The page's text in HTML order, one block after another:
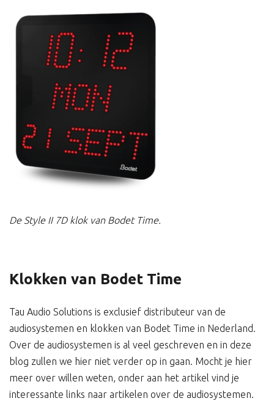
De Style II 7D klok van Bodet Time.
Klokken van Bodet Time
Tau Audio Solutions is exclusief distributeur van de
audiosystemen en klokken van Bodet Time in Nederland.
Over de audiosystemen is al veel geschreven en in deze
blog zullen we hier niet verder op in gaan. Mocht je hier
meer over willen weten, onder aan het artikel vind je
interessante links naar artikelen over de audiosystemen.